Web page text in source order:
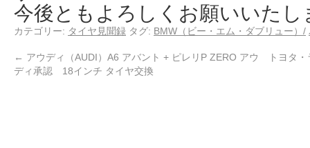
今後ともよろしくお願いいたし
カテゴリー: タイヤ見聞録 タグ: BMW（ビー・エム・ダブリュー）/
← アウディ（AUDI）A6 アバント + ピレリP ZERO アウ
ディ承認 18インチ タイヤ交換
トヨタ